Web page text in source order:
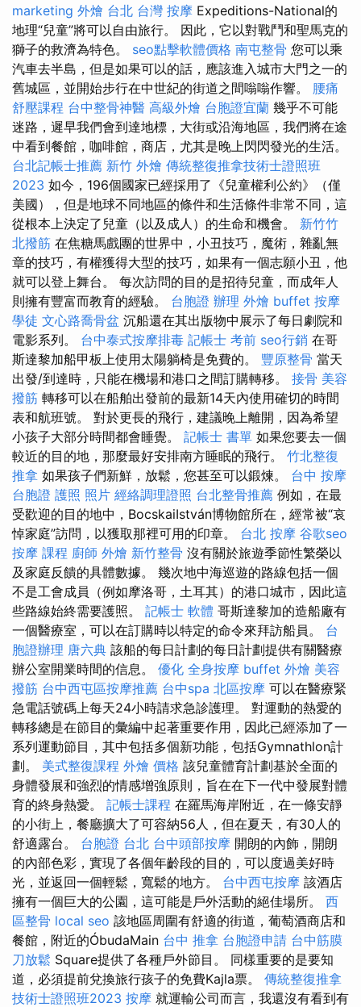
marketing 外燴 台北 台灣 按摩 Expeditions-National的
地理“兒童”將可以自由旅行。 因此，它以對戰鬥和聖馬克的
獅子的救濟為特色。 seo點擊軟體價格 南屯整骨 您可以乘
汽車去半島，但是如果可以的話，應該進入城市大門之一的
舊城區，並開始步行在中世紀的街道之間嗡嗡作響。 腰痛
舒壓課程 台中整骨神醫 高級外燴 台胞證宜蘭 幾乎不可能
迷路，遲早我們會到達地標，大街或沿海地區，我們將在途
中看到餐館，咖啡館，商店，尤其是晚上閃閃發光的生活。
台北記帳士推薦 新竹 外燴 傳統整復推拿技術士證照班
2023 如今，196個國家已經採用了《兒童權利公約》（僅
美國），但是地球不同地區的條件和生活條件非常不同，這
從根本上決定了兒童（以及成人）的生命和機會。 新竹竹
北撥筋 在焦糖馬戲團的世界中，小丑技巧，魔術，雜亂無
章的技巧，有權獲得大型的技巧，如果有一個志願小丑，他
就可以登上舞台。 每次訪問的目的是招待兒童，而成年人
則擁有豐富而教育的經驗。 台胞證 辦理 外燴 buffet 按摩
學徒 文心路喬骨盆 沉船還在其出版物中展示了每日劇院和
電影系列。 台中泰式按摩排毒 記帳士 考前 seo行銷 在哥
斯達黎加船甲板上使用太陽躺椅是免費的。 豐原整骨 當天
出發/到達時，只能在機場和港口之間訂購轉移。 接骨 美容
撥筋 轉移可以在船舶出發前的最新14天內使用確切的時間
表和航班號。 對於更長的飛行，建議晚上離開，因為希望
小孩子大部分時間都會睡覺。 記帳士 書單 如果您要去一個
較近的目的地，那麼最好安排南方睡眠的飛行。 竹北整復
推拿 如果孩子們新鮮，放鬆，您甚至可以鍛煉。 台中 按摩
台胞證 護照 照片 經絡調理證照 台北整骨推薦 例如，在最
受歡迎的目的地中，BocskaiIstván博物館所在，經常被“哀
悼家庭”訪問，以獲取那裡可用的印章。 台北 按摩 谷歌seo
按摩 課程 廚師 外燴 新竹整骨 沒有關於旅遊季節性繁榮以
及家庭反饋的具體數據。 幾次地中海巡遊的路線包括一個
不是工會成員（例如摩洛哥，土耳其）的港口城市，因此這
些路線始終需要護照。 記帳士 軟體 哥斯達黎加的造船廠有
一個醫療室，可以在訂購時以特定的命令來拜訪船員。 台
胞證辦理 唐六典 該船的每日計劃的每日計劃提供有關醫療
辦公室開業時間的信息。 優化 全身按摩 buffet 外燴 美容
撥筋 台中西屯區按摩推薦 台中spa 北區按摩 可以在醫療緊
急電話號碼上每天24小時請求急診護理。 對運動的熱愛的
轉移總是在節目的彙編中起著重要作用，因此已經添加了一
系列運動節目，其中包括多個新功能，包括Gymnathlon計
劃。 美式整復課程 外燴 價格 該兒童體育計劃基於全面的
身體發展和強烈的情感增強原則，旨在在下一代中發展對體
育的終身熱愛。 記帳士課程 在羅馬海岸附近，在一條安靜
的小街上，餐廳擴大了可容納56人，但在夏天，有30人的
舒適露台。 台胞證 台北 台中頭部按摩 開朗的內飾，開朗
的內部色彩，實現了各個年齡段的目的，可以度過美好時
光，並返回一個輕鬆，寬鬆的地方。 台中西屯按摩 該酒店
擁有一個巨大的公園，這可能是戶外活動的絕佳場所。 西
區整骨 local seo 該地區周圍有舒適的街道，葡萄酒商店和
餐館，附近的ÓbudaMain 台中 推拿 台胞證申請 台中筋膜
刀放鬆 Square提供了各種戶外節目。 同樣重要的是要知
道，必須提前兌換旅行孩子的免費Kajla票。 傳統整復推拿
技術士證照班2023 按摩 就運輸公司而言，我還沒有看到有